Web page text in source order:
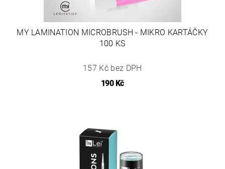
MY LAMINATION MICROBRUSH - MIKRO KARTÁČKY
100 KS
157 Kč bez DPH
190 Kč